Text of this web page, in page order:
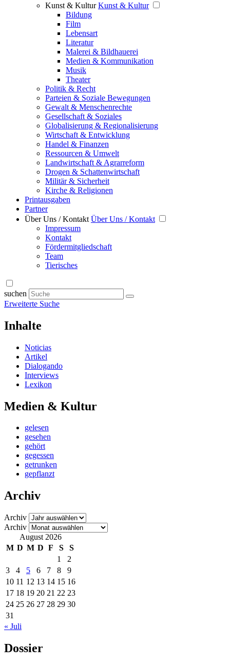
Kunst & Kultur Kunst & Kultur
Bildung
Film
Lebensart
Literatur
Malerei & Bildhauerei
Medien & Kommunikation
Musik
Theater
Politik & Recht
Parteien & Soziale Bewegungen
Gewalt & Menschenrechte
Gesellschaft & Soziales
Globalisierung & Regionalisierung
Wirtschaft & Entwicklung
Handel & Finanzen
Ressourcen & Umwelt
Landwirtschaft & Agrarreform
Drogen & Schattenwirtschaft
Militär & Sicherheit
Kirche & Religionen
Printausgaben
Partner
Über Uns / Kontakt Über Uns / Kontakt
Impressum
Kontakt
Fördermitgliedschaft
Team
Tierisches
suchen
Erweiterte Suche
Inhalte
Noticias
Artikel
Dialogando
Interviews
Lexikon
Medien & Kultur
gelesen
gesehen
gehört
gegessen
getrunken
gepflanzt
Archiv
Archiv
Archiv
August 2026
M D M D F S
S
1
2
3
4 5 6 7 8
9
10 11 12 13 14 15 16
17 18 19 20 21 22 23
24 25 26 27 28 29 30
31
« Juli
Dossier